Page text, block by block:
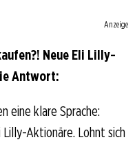
Anzeige
Neue Eli Lilly-
Antwort:
eine klare Sprache:
Aktionäre. Lohnt sich